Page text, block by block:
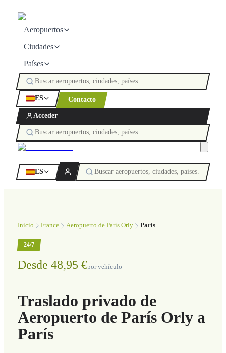
Aeropuertos
Ciudades
Países
ES Contacto
Acceder
ES
Inicio France Aeropuerto de París Orly París
24/7
Desde 48,95 €por vehículo
Traslado privado de
Aeropuerto de París Orly a
París